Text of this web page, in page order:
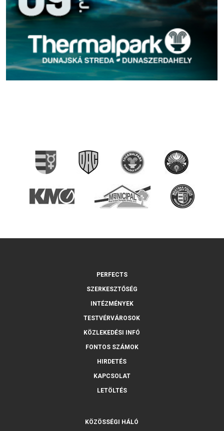
PERFECTS
SZERKESZTŐSÉG
INTÉZMÉNYEK
TESTVÉRVÁROSOK
KÖZLEKEDÉSI INFÓ
FONTOS SZÁMOK
HIRDETÉS
KAPCSOLAT
LETÖLTÉS
KÖZÖSSÉGI HÁLÓ